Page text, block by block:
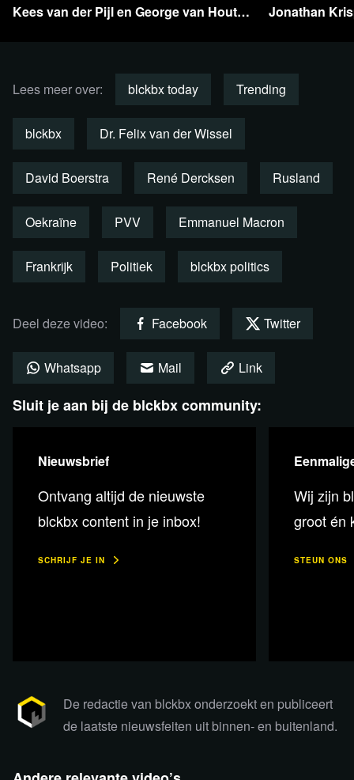
terug
Bekijk de uitzending via Rumble
Kees van der Pijl en George van Houts -
Jonathan
Lees meer over: blckbx today Trending
blckbx Dr. Felix van der Wissel
David Boerstra René Dercksen Rusland
Oekraïne PVV Emmanuel Macron
Frankrijk Politiek blckbx politics
Deel deze video: Facebook Twitter
Whatsapp Mail Link
Sluit je aan bij de blckbx community:
Nieuwsbrief
Ontvang altijd de nieuwste
blckbx content in je inbox!
SCHRIJF JE IN
Wij zijn
groot én
STEUN ONS
De redactie van blckbx onderzoekt en publiceert
de laatste nieuwsfeiten uit binnen- en buitenland.